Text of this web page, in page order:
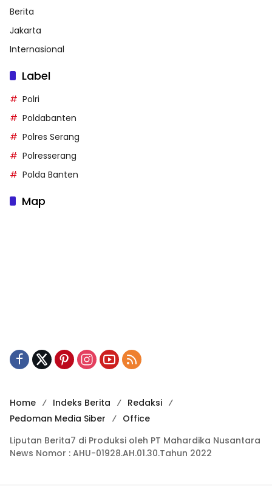
Berita
Jakarta
Internasional
Label
Polri
Poldabanten
Polres Serang
Polresserang
Polda Banten
Map
Home Indeks Berita
Redaksi
Pedoman Media Siber
Office
Liputan Berita7 di Produksi oleh PT Mahardika Nusantara
News Nomor : AHU-01928.AH.01.30.Tahun 2022